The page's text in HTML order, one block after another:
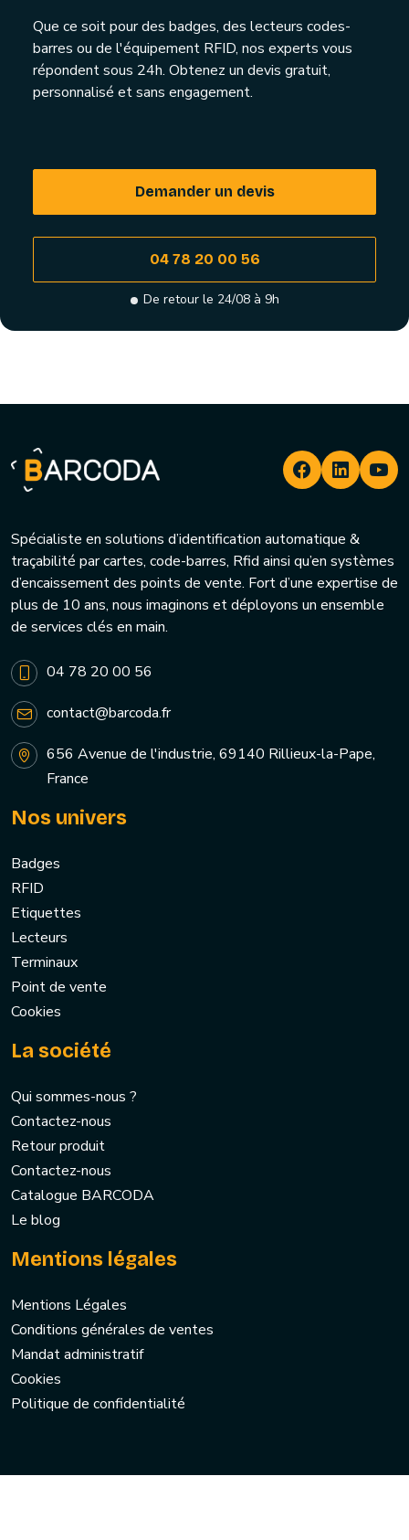
Que ce soit pour des badges, des lecteurs codes-
barres ou de l'équipement RFID, nos experts vous
répondent sous 24h. Obtenez un devis gratuit,
personnalisé et sans engagement.
Demander un devis
04 78 20 00 56
De retour le 24/08 à 9h
Spécialiste en solutions d’identification automatique &
traçabilité par cartes, code-barres, Rfid ainsi qu’en systèmes
d’encaissement des points de vente. Fort d’une expertise de
plus de 10 ans, nous imaginons et déployons un ensemble
de services clés en main.
04 78 20 00 56
contact@barcoda.fr
656 Avenue de l'industrie, 69140 Rillieux-la-Pape,
France
Nos univers
Badges
RFID
Etiquettes
Lecteurs
Terminaux
Point de vente
Cookies
La société
Qui sommes-nous ?
Contactez-nous
Retour produit
Contactez-nous
Catalogue BARCODA
Le blog
Mentions légales
Mentions Légales
Conditions générales de ventes
Mandat administratif
Cookies
Politique de confidentialité